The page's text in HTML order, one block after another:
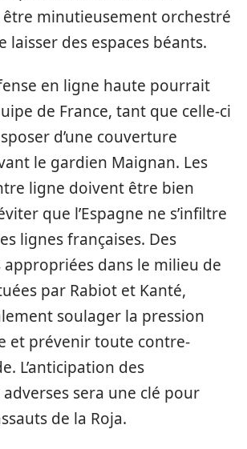
minutieusement orchestré
laisser des espaces béants.
en ligne haute pourrait
de France, tant que celle-ci
d’une couverture
le gardien Maignan. Les
ligne doivent être bien
que l’Espagne ne s’infiltre
lignes françaises. Des
dans le milieu de
par Rabiot et Kanté,
soulager la pression
et prévenir toute contre-
L’anticipation des
sera une clé pour
de la Roja.